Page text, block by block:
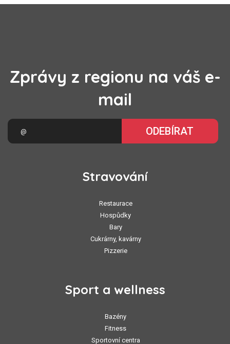
Zprávy z regionu na váš e-
mail
ODEBÍRAT
Stravování
Restaurace
Hospůdky
Bary
Cukrárny, kavárny
Pizzerie
Sport a wellness
Bazény
Fitness
Sportovní centra